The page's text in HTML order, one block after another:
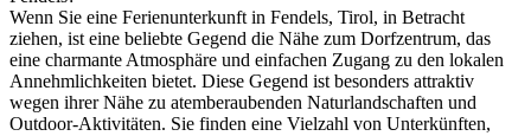
Wenn Sie eine Ferienunterkunft in Fendels, Tirol, in Betracht
ziehen, ist eine beliebte Gegend die Nähe zum Dorfzentrum, das
eine charmante Atmosphäre und einfachen Zugang zu den lokalen
Annehmlichkeiten bietet. Diese Gegend ist besonders attraktiv
wegen ihrer Nähe zu atemberaubenden Naturlandschaften und
Outdoor-Aktivitäten. Sie finden eine Vielzahl von Unterkünften,